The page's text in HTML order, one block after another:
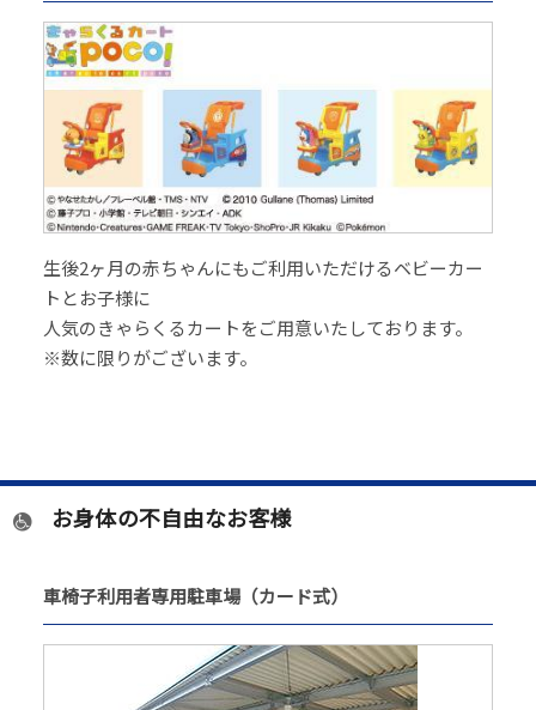
生後2ヶ月の赤ちゃんにもご利用いただけるベビーカー
トとお子様に
人気のきゃらくるカートをご用意いたしております。
※数に限りがございます。
お身体の不自由なお客様
車椅子利用者専用駐車場（カード式）